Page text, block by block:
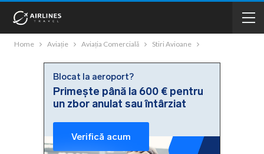
Home Aviație Aviația Comercială Stiri Avioane